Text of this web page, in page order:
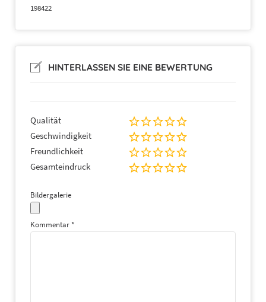
198422
HINTERLASSEN SIE EINE BEWERTUNG
Qualität
Geschwindigkeit
Freundlichkeit
Gesamteindruck
Bildergalerie
Kommentar *